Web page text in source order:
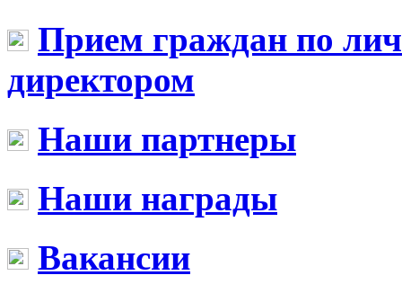
Прием граждан по
директором
Наши партнеры
Наши награды
Вакансии